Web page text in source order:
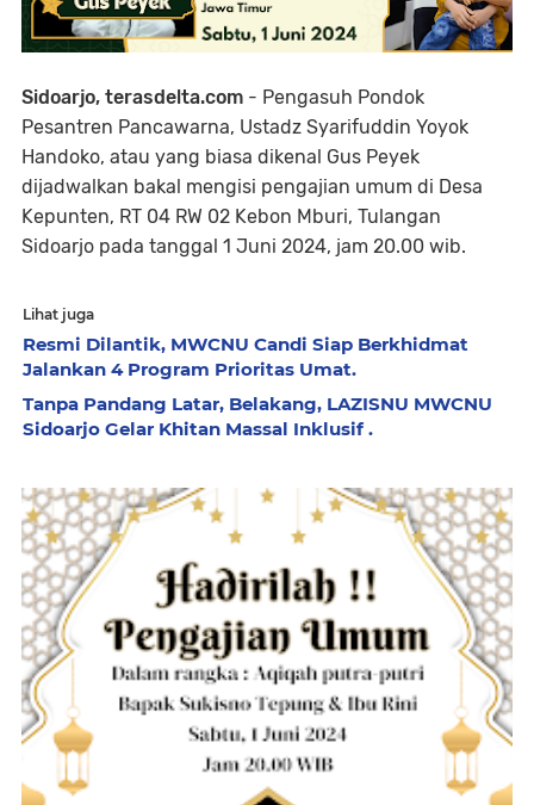
Sidoarjo, terasdelta.com - Pengasuh Pondok
Pesantren Pancawarna, Ustadz Syarifuddin Yoyok
Handoko, atau yang biasa dikenal Gus Peyek
dijadwalkan bakal mengisi pengajian umum di Desa
Kepunten, RT 04 RW 02 Kebon Mburi, Tulangan
Sidoarjo pada tanggal 1 Juni 2024, jam 20.00 wib.
Lihat juga
Resmi Dilantik, MWCNU Candi Siap Berkhidmat
Jalankan 4 Program Prioritas Umat.
Tanpa Pandang Latar, Belakang, LAZISNU MWCNU
Sidoarjo Gelar Khitan Massal Inklusif .